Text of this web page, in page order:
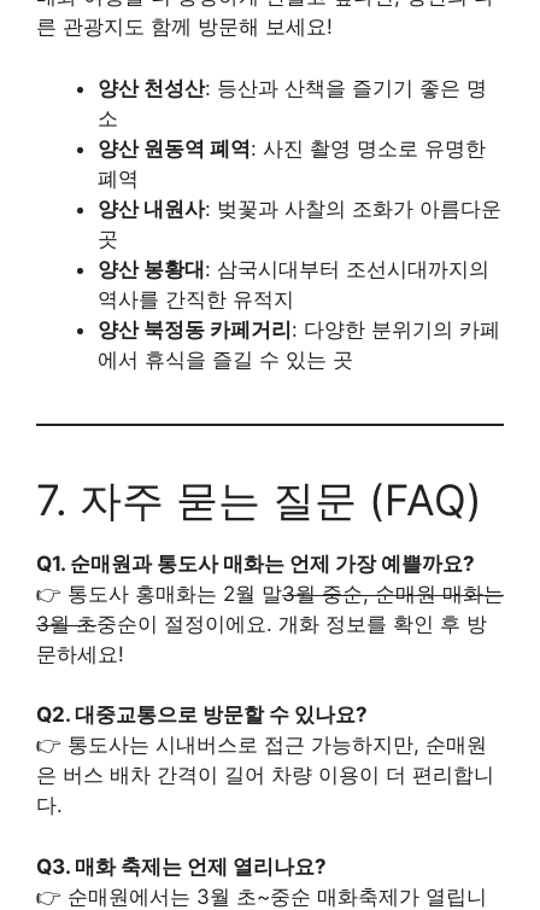
른 관광지도 함께 방문해 보세요!
양산 천성산: 등산과 산책을 즐기기 좋은 명
소
양산 원동역 폐역: 사진 촬영 명소로 유명한
폐역
양산 내원사: 벚꽃과 사찰의 조화가 아름다운
곳
양산 봉황대: 삼국시대부터 조선시대까지의
역사를 간직한 유적지
양산 북정동 카페거리: 다양한 분위기의 카페
에서 휴식을 즐길 수 있는 곳
7. 자주 묻는 질문 (FAQ)
Q1. 순매원과 통도사 매화는 언제 가장 예쁠까요?
👉 통도사 홍매화는 2월 말3월 중순, 순매원 매화는
3월 초중순이 절정이에요. 개화 정보를 확인 후 방
문하세요!
Q2. 대중교통으로 방문할 수 있나요?
👉 통도사는 시내버스로 접근 가능하지만, 순매원
은 버스 배차 간격이 길어 차량 이용이 더 편리합니
다.
Q3. 매화 축제는 언제 열리나요?
👉 순매원에서는 3월 초~중순 매화축제가 열립니